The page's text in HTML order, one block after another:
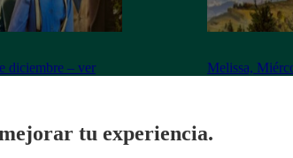
diciembre – ver
Melissa,
tu experiencia.